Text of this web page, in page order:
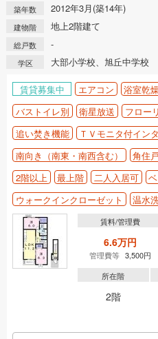
築年数 2012年3月(築14年)
建物階 地上2階建て
総戸数 -
学区 大部小学校、旭丘中学校
賃貸募集中 エアコン 浴室乾
バストイレ別
衛星放送 フロー
追い焚き機能
ＴＶモニタ付イン
南向き（南東・南西含む）
角住戸
2階以上
最上階 二人入居可
ウォークインクローゼット
温水
賃料/管理費
6.6万円
管理費等 3,500円
所在階
2階